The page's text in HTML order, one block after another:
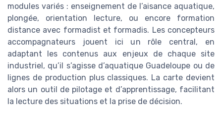
modules variés : enseignement de l’aisance aquatique,
plongée, orientation lecture, ou encore formation
distance avec formadist et formadis. Les concepteurs
accompagnateurs jouent ici un rôle central, en
adaptant les contenus aux enjeux de chaque site
industriel, qu’il s’agisse d’aquatique Guadeloupe ou de
lignes de production plus classiques. La carte devient
alors un outil de pilotage et d’apprentissage, facilitant
la lecture des situations et la prise de décision.